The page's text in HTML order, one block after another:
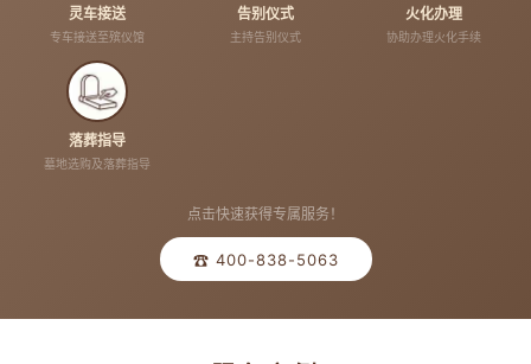
灵车接送
专车接送至殡仪馆
告别仪式
主持告别仪式
火化办理
协助办理火化手续
落葬指导
墓地选购及落葬指导
点击快速获得专属服务！
☎ 400-838-5063